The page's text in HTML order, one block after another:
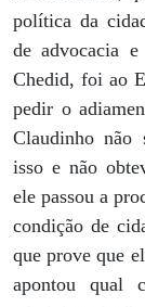
política da
de advocacia
Chedid, foi ao
pedir o
Claudinho não
isso e não
ele passou a
condição de
que prove que
apontou qual